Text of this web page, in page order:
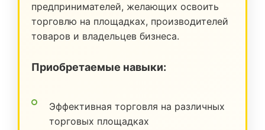
предпринимателей, желающих освоить
торговлю на площадках, производителей
товаров и владельцев бизнеса.
Приобретаемые навыки:
Эффективная торговля на различных
торговых площадках